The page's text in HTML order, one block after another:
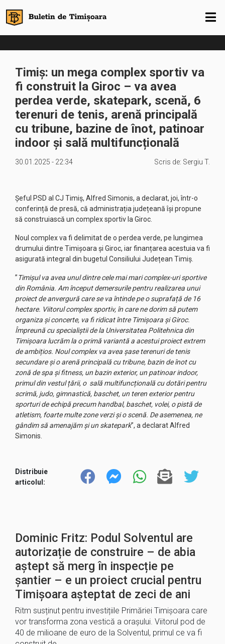
Timiș: un mega complex sportiv va
fi construit la Giroc – va avea
perdea verde, skatepark, scenă, 6
terenuri de tenis, arenă principală
cu tribune, bazine de înot, patinoar
indoor și sală multifuncțională
30.01.2025 - 22:34 Scris de: Sergiu T.
Șeful PSD al CJ Timiș, Alfred Simonis, a declarat, joi, într-o
conferință de presă, că administrația județeană își propune
să construiască un complex sportiv la Giroc.
Noul complex va fi delimitat de o perdea verde, pe lungimea
drumului dintre Timișoara și Giroc, iar finanțarea acestuia va fi
asigurată integral din bugetul Consiliului Județean Timiș.
”Timișul va avea unul dintre cele mai mari complex-uri sportive
din România. Am început demersurile pentru realizarea unui
proiect de anvergură care se va întinde pe o suprafață de 16
hectare. Viitorul complex sportiv, în care ne dorim să putem
organiza și concerte, va fi ridicat între Timișoara și Giroc.
Împreună cu specialiștii de la Universitatea Politehnica din
Timișoara lucrăm la o primă variantă a acestui proiect extrem
de ambițios. Noul complex va avea șase terenuri de tenis
secundare și o arenă principală cu tribune, bazin de înot cu
zonă de spa și fitness, un bazin exterior, un patinoar indoor,
primul din vestul țării, o sală multifuncțională cu dotări pentru
scrimă, judo, gimnastică, baschet, un teren exterior pentru
sporturi de echipă precum handbal, baschet, volei, o pistă de
atletism, foarte multe zone verzi și o scenă. De asemenea, ne
gândim să amenajăm și un skatepark”, a declarat Alfred
Simonis.
Distribuie
articolul:
Dominic Fritz: Podul Solventul are
autorizație de construire – de abia
aștept să merg în inspecție pe
șantier – e un proiect crucial pentru
Timișoara așteptat de zeci de ani
Ritm susținut pentru investițiile Primăriei Timișoara care
vor transforma zona vestică a orașului. Viitorul pod de
40 de milioane de euro de la Solventul, primul ce va fi